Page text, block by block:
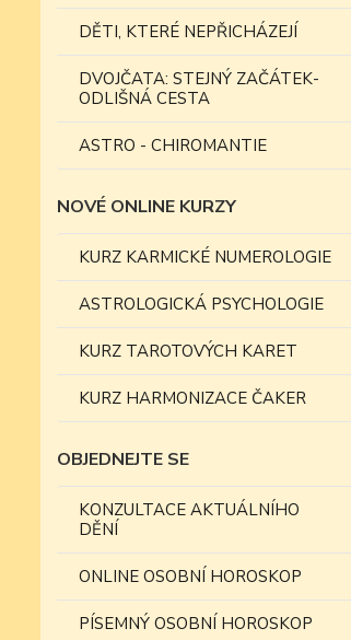
DĚTI, KTERÉ NEPŘICHÁZEJÍ
DVOJČATA: STEJNÝ ZAČÁTEK-
ODLIŠNÁ CESTA
ASTRO - CHIROMANTIE
NOVÉ ONLINE KURZY
KURZ KARMICKÉ NUMEROLOGIE
ASTROLOGICKÁ PSYCHOLOGIE
KURZ TAROTOVÝCH KARET
KURZ HARMONIZACE ČAKER
OBJEDNEJTE SE
KONZULTACE AKTUÁLNÍHO
DĚNÍ
ONLINE OSOBNÍ HOROSKOP
PÍSEMNÝ OSOBNÍ HOROSKOP